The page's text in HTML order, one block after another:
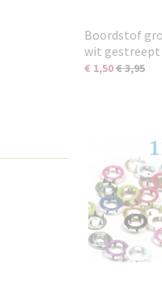
Boordstof
wit gestreept
€ 1,50€ 3,95